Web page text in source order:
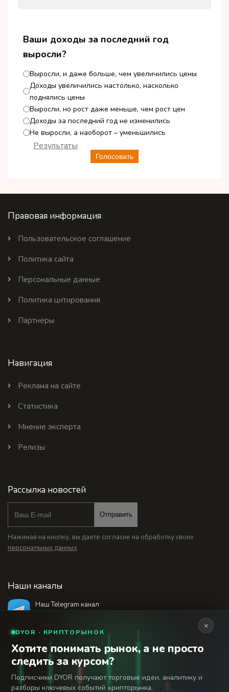
Ваши доходы за последний год
выросли?
Выросли, и даже больше, чем увеличились цены
Доходы увеличились настолько, насколько
поднялись цены
Выросли, но рост даже меньше, чем рост цен
Доходы за последний год не изменились
Не выросли, а наоборот – уменьшились
Голосовать
Результаты
Правовая информация
Пользовательское соглашение
Политика сайта
Персональные данные
Политика цитирования
Партнеры
Навигация
Реклама на сайте
Статистика
Мнение эксперта
Релизы
Рассылка новостей
Отправить
Нажимая на кнопку, вы даете согласие на обработку своих
персональных данных
Наши каналы
Наш Telegram канал
18+
© 2026 Финансовый интернет-портал «Банки
Сегодня». Используя сайт BanksToday.net вы
Сетевое издание «Банки Сегодня» зарегистрировано
×
DYOR · КРИПТОРЫНОК
Хотите понимать рынок, а не просто
следить за курсом?
Подписчики DYOR получают торговые идеи, аналитику и
разборы ключевых событий крипторынка.